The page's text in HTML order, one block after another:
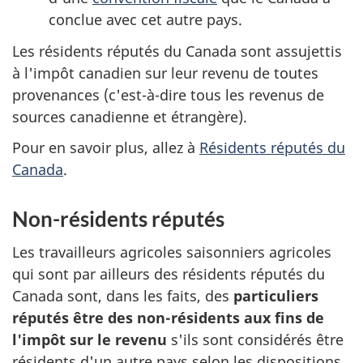
conclue avec cet autre pays.
Les résidents réputés du Canada sont assujettis
à l'impôt canadien sur leur revenu de toutes
provenances (c'est-à-dire tous les revenus de
sources canadienne et étrangère).
Pour en savoir plus, allez à Résidents réputés du
Canada.
Non-résidents réputés
Les travailleurs agricoles saisonniers agricoles
qui sont par ailleurs des résidents réputés du
Canada sont, dans les faits, des particuliers
réputés être des non-résidents aux fins de
l'impôt sur le revenu s'ils sont considérés être